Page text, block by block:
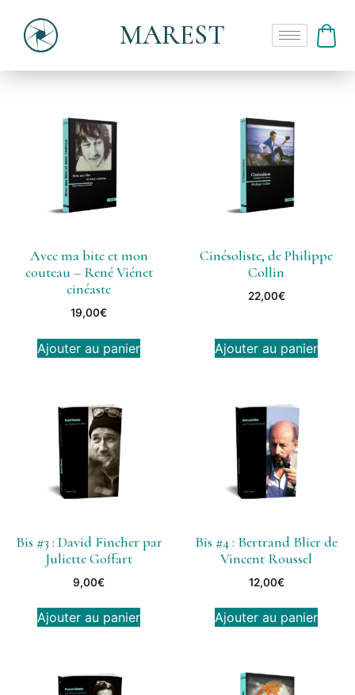
MAREST
Avec ma bite et mon
couteau – René Viénet
cinéaste
19,00€
Ajouter au panier
Cinésoliste, de Philippe
Collin
22,00€
Ajouter au panier
Bis #3 : David Fincher par
Juliette Goffart
9,00€
Ajouter au panier
Bis #4 : Bertrand Blier de
Vincent Roussel
12,00€
Ajouter au panier